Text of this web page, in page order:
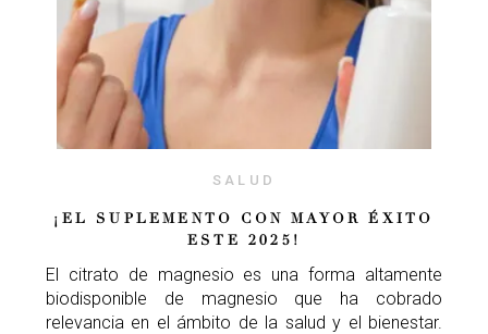
SALUD
¡EL SUPLEMENTO CON MAYOR ÉXITO
ESTE 2025!
El citrato de magnesio es una forma altamente
biodisponible de magnesio que ha cobrado
relevancia en el ámbito de la salud y el bienestar.